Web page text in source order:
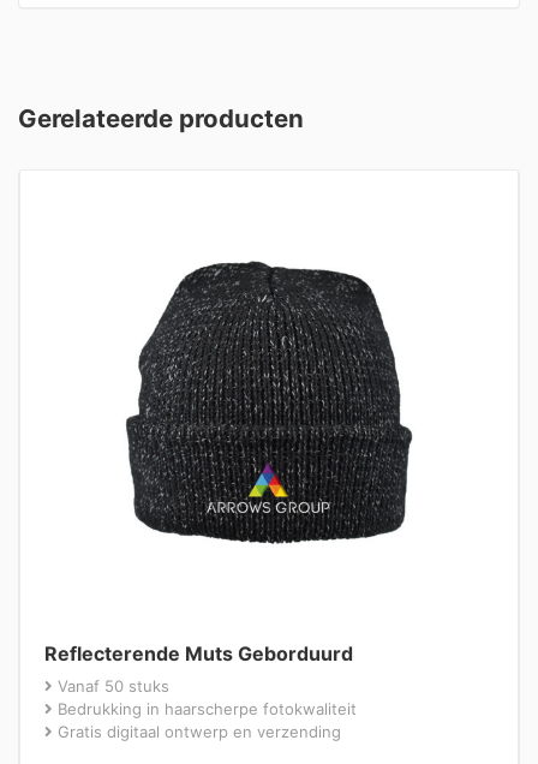
Gerelateerde producten
Reflecterende Muts Geborduurd
Vanaf 50 stuks
Bedrukking in haarscherpe fotokwaliteit
Gratis digitaal ontwerp en verzending